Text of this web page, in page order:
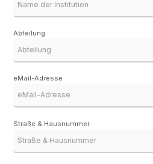
Abteilung
eMail-Adresse
Straße & Hausnummer